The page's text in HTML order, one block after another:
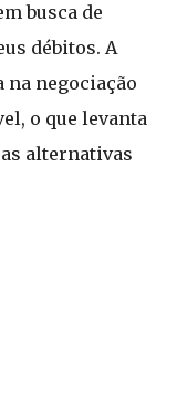
busca de
débitos. A
negociação
o que levanta
alternativas